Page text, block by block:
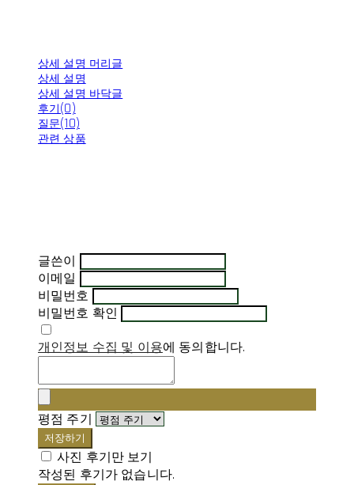
상세 설명 머리글
상세 설명
상세 설명 바닥글
후기(0)
질문(10)
관련 상품
글쓴이
이메일
비밀번호
비밀번호 확인
개인정보 수집 및 이용에 동의합니다.
평점 주기
저장하기
사진 후기만 보기
작성된 후기가 없습니다.